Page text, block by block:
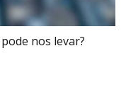
nos levar?